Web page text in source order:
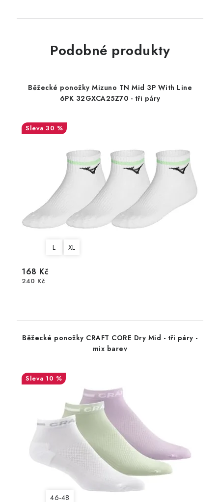
Podobné produkty
Běžecké ponožky Mizuno TN Mid 3P With Line
6PK 32GXCA25Z70 - tři páry
30 %
L XL
168 Kč
240 Kč
Běžecké ponožky CRAFT CORE Dry Mid - tři páry -
mix barev
10 %
46-48